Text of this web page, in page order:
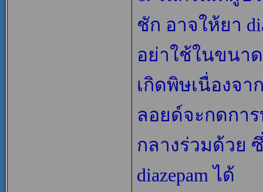
ชัก อาจให้ยา
อย่าใช้ในขนาด
เกิดพิษเนื่องจ
ลอยด์จะกดกา
กลางร่วมด้วย
diazepam ได้